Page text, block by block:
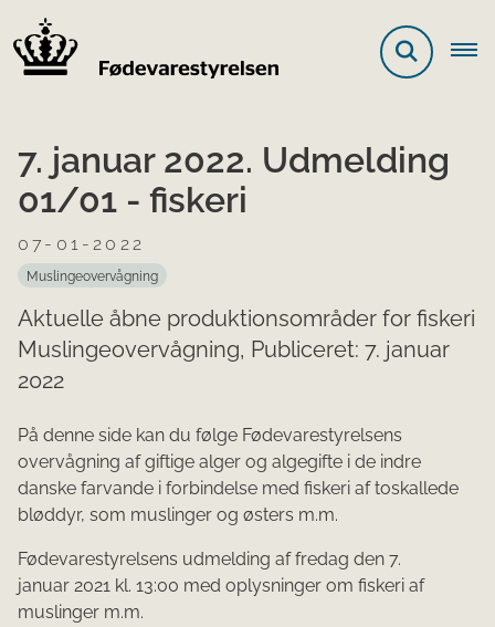
7. januar 2022. Udmelding
01/01 - fiskeri
07-01-2022
Muslingeovervågning
Aktuelle åbne produktionsområder for fiskeri
Muslingeovervågning, Publiceret: 7. januar
2022
​På denne side kan du følge Fødevarestyrelsens
overvågning af giftige alger og algegifte i de indre
danske farvande i forbindelse med fiskeri af toskallede
bløddyr, som muslinger og østers m.m.
Fødevarestyrelsens udmelding af fredag den 7.
januar 2021 kl. 13​:00 med oplysninger om fiskeri af
muslinger m.m.